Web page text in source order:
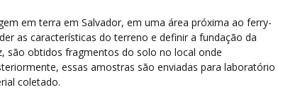
em terra em Salvador, em uma área próxima ao ferry-
as características do terreno e definir a fundação da
são obtidos fragmentos do solo no local onde
essas amostras são enviadas para laboratório
coletado.